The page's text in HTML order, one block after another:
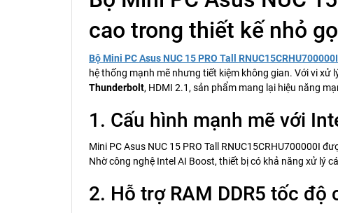
cao trong thiết kế nhỏ
Bộ Mini PC Asus NUC 15 PRO Tall RNUC15CRHU700000I
hệ thống mạnh mẽ nhưng tiết kiệm không gian. Với vi xử
Thunderbolt, HDMI 2.1, sản phẩm mang lại hiệu năng
1. Cấu hình mạnh mẽ với
Mini PC Asus NUC 15 PRO Tall RNUC15CRHU700000I
Nhờ công nghệ Intel AI Boost, thiết bị có khả năng xử lý
2. Hỗ trợ RAM DDR5 tốc độ